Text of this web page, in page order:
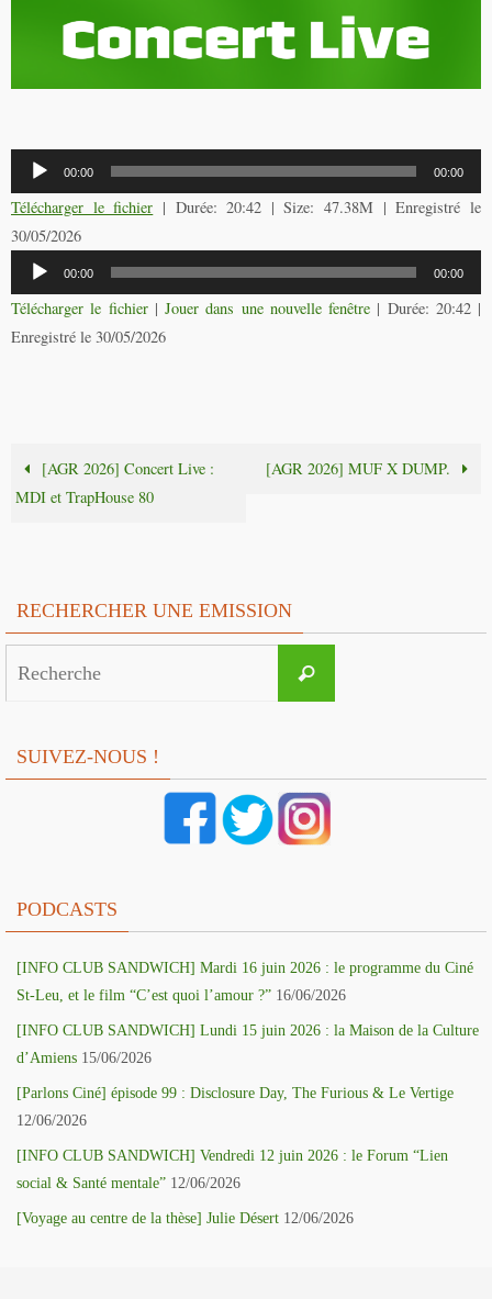
Lecteur
audio
00:00 00:00
Télécharger le fichier | Durée: 20:42 | Size: 47.38M | Enregistré le
30/05/2026
Lecteur
audio
00:00 00:00
Télécharger le fichier| Jouer dans une nouvelle fenêtre | Durée: 20:42|
Enregistré le 30/05/2026
[AGR 2026] Concert Live :
MDI et TrapHouse 80
[AGR 2026] MUF X DUMP.
RECHERCHER UNE EMISSION
Recherche
SUIVEZ-NOUS !
PODCASTS
[INFO CLUB SANDWICH] Mardi 16 juin 2026 : le programme du Ciné
St-Leu, et le film “C’est quoi l’amour ?” 16/06/2026
[INFO CLUB SANDWICH] Lundi 15 juin 2026 : la Maison de la Culture
d’Amiens 15/06/2026
[Parlons Ciné] épisode 99 : Disclosure Day, The Furious & Le Vertige
12/06/2026
[INFO CLUB SANDWICH] Vendredi 12 juin 2026 : le Forum “Lien
social & Santé mentale” 12/06/2026
[Voyage au centre de la thèse] Julie Désert 12/06/2026